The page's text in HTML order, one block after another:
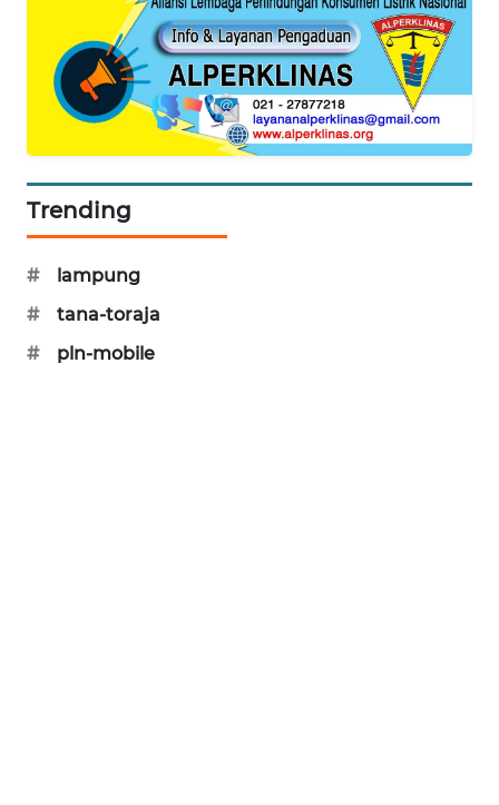
Trending
#
lampung
#
tana-toraja
#
pln-mobile
KONSUMEN
LISTRIK
MASYARAKAT
KELISTRIKAN
ID
MAWAKA